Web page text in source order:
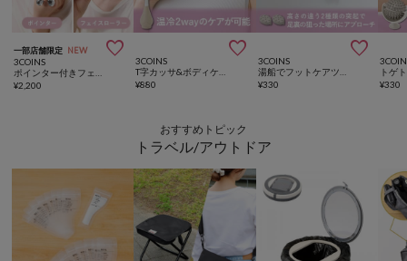
一部店舗限定 NEW 
3COINS
¥2,200

3COINS
¥880

3COINS
¥330 ¥330
おすすめトピック
トラベル/アウトドア